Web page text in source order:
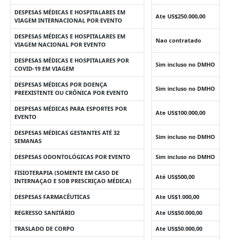
DESPESAS MÉDICAS E HOSPITALARES EM
VIAGEM INTERNACIONAL POR EVENTO
Ate US$250.000,00
DESPESAS MÉDICAS E HOSPITALARES EM
VIAGEM NACIONAL POR EVENTO
Nao contratado
DESPESAS MÉDICAS E HOSPITALARES POR
COVID-19 EM VIAGEM
Sim incluso no DMHO
DESPESAS MÉDICAS POR DOENÇA
PREEXISTENTE OU CRÔNICA POR EVENTO
Sim incluso no DMHO
DESPESAS MÉDICAS PARA ESPORTES POR
EVENTO
Ate US$100.000,00
DESPESAS MÉDICAS GESTANTES ATÉ 32
SEMANAS
Sim incluso no DMHO
DESPESAS ODONTOLÓGICAS POR EVENTO Sim incluso no DMHO
FISIOTERAPIA (SOMENTE EM CASO DE
INTERNAÇAO E SOB PRESCRIÇAO MÉDICA)
Até US$500,00
DESPESAS FARMACÊUTICAS Ate US$1.000,00
REGRESSO SANITÁRIO Ate US$50.000,00
TRASLADO DE CORPO Ate US$50.000,00